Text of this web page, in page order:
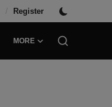
/ Register
MORE